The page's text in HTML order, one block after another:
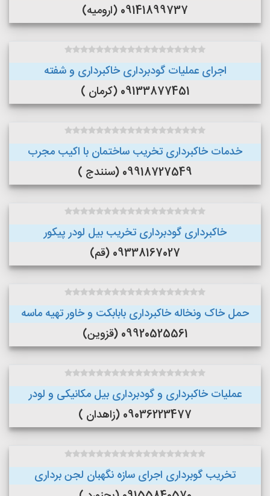
09141899737 (ارومیه)
اجرای عملیات گودبرداری خاکبرداری و شفته
09133877451 (کرمان )
خدمات خاکبرداری تخریب ساختمان با اکیب مجرب
09918727549 (سنندج )
خاکبرداری گودبرداری تخریب بیل لودر پیکور
09338167027 (قم)
حمل خاک ونخاله خاکبرداری بابابکت و خاور تهیه ماسه
09920525561 (قزوین)
عملیات خاکبرداری و گودبرداری بیل مکانیکی و لودر
09036223477 (زاهدان )
تخریب گوبرداری اجرای سازه نگهبان لجن برداری